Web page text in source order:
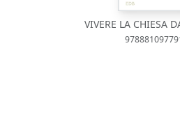
VIVERE LA CHIESA